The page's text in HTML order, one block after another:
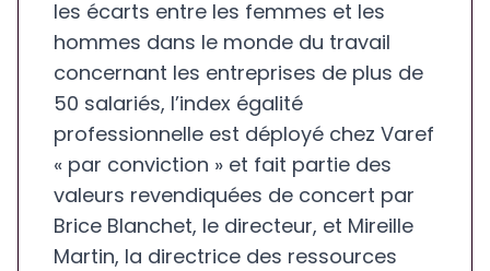
les écarts entre les femmes et les
hommes dans le monde du travail
concernant les entreprises de plus de
50 salariés, l’index égalité
professionnelle est déployé chez Varef
« par conviction » et fait partie des
valeurs revendiquées de concert par
Brice Blanchet, le directeur, et Mireille
Martin, la directrice des ressources